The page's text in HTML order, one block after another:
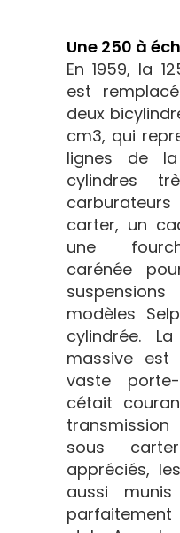
Une 250 à
En 1959, la
est
deux
cm3, qui
lignes de
cylindres
carter, un
une
carénée
modèles
cylindrée.
massive est
vaste
cétait
sous
appréciés,
aussi